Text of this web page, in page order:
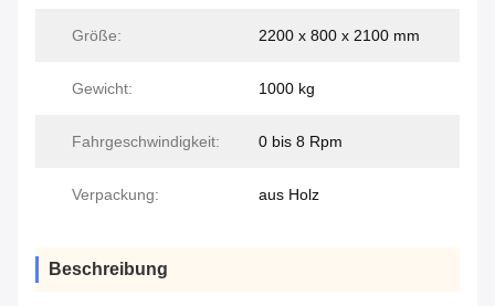
Größe: 2200 x 800 x 2100 mm
Gewicht: 1000 kg
Fahrgeschwindigkeit: 0 bis 8 Rpm
Verpackung: aus Holz
Beschreibung